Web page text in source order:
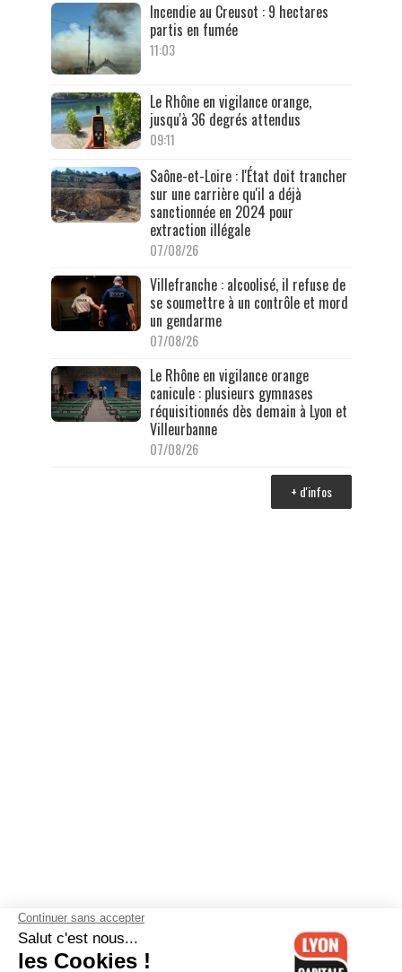
Incendie au Creusot : 9 hectares
partis en fumée
11:03
Le Rhône en vigilance orange,
jusqu'à 36 degrés attendus
09:11
Saône-et-Loire : l'État doit trancher
sur une carrière qu'il a déjà
sanctionnée en 2024 pour
extraction illégale
07/08/26
Villefranche : alcoolisé, il refuse de
se soumettre à un contrôle et mord
un gendarme
07/08/26
Le Rhône en vigilance orange
canicule : plusieurs gymnases
réquisitionnés dès demain à Lyon et
Villeurbanne
07/08/26
+ d'infos